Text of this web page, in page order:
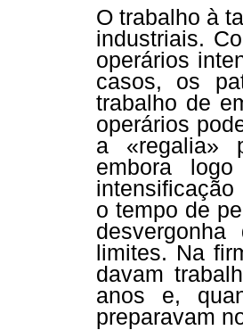
O trabalho à
industriais.
operários
casos, os
trabalho de
operários
a «regalia»
embora
o tempo de
limites. Na
davam
anos e,
preparavam